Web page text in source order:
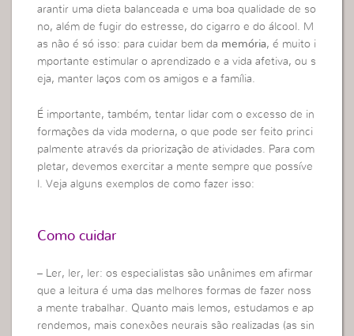
arantir uma dieta balanceada e uma boa qualidade de so
no, além de fugir do estresse, do cigarro e do álcool. M
as não é só isso: para cuidar bem da memória, é muito i
mportante estimular o aprendizado e a vida afetiva, ou s
eja, manter laços com os amigos e a família.
É importante, também, tentar lidar com o excesso de in
formações da vida moderna, o que pode ser feito princi
palmente através da priorização de atividades. Para com
pletar, devemos exercitar a mente sempre que possíve
l. Veja alguns exemplos de como fazer isso:
Como cuidar
– Ler, ler, ler: os especialistas são unânimes em afirmar
que a leitura é uma das melhores formas de fazer noss
a mente trabalhar. Quanto mais lemos, estudamos e ap
rendemos, mais conexões neurais são realizadas (as sin